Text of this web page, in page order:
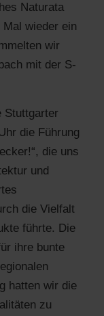
Naturata
wieder ein
wir
mit der S-
Stuttgarter
die Führung
die uns
und
die Vielfalt
führte. Die
ihre bunte
hatten wir die
zu